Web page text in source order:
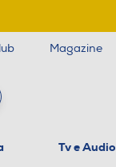
Magazine
Tv e Audio